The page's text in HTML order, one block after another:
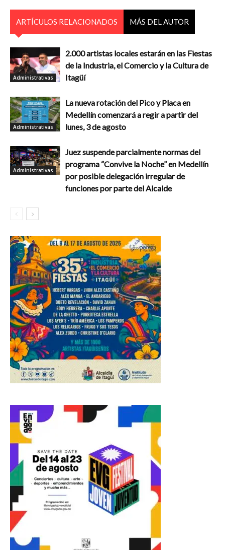
ARTÍCULOS RELACIONADOS MÁS DEL AUTOR
Administrativas
2.000 artistas locales estarán en las Fiestas
de la Industria, el Comercio y la Cultura de
Itagüí
Administrativas
La nueva rotación del Pico y Placa en
Medellín comenzará a regir a partir del
lunes, 3 de agosto
Administrativas
Juez suspende parcialmente normas del
programa “Convive la Noche” en Medellín
por posible delegación irregular de
funciones por parte del Alcalde